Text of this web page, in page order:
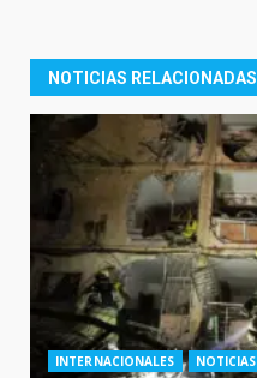
NOTICIAS RELACIONADAS
INTERNACIONALES NOTICIAS